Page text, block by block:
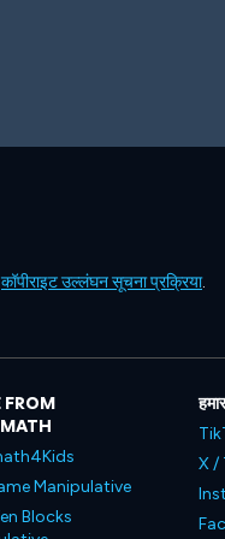
कॉपीराइट उल्लंघन सूचना प्रक्रिया.
FROM
Manipulative
Blocks
X /